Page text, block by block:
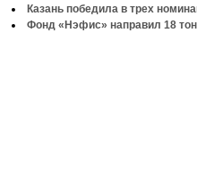
Казань победила в трех
Фонд «Нэфис» направил 18